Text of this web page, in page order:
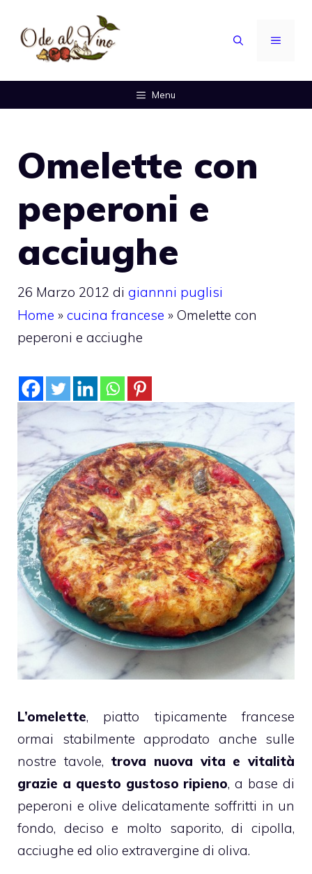
contenuto
MENU
Menu
Omelette con
peperoni e
acciughe
26 Marzo 2012 di giannni puglisi
Home » cucina francese » Omelette con
peperoni e acciughe
L’omelette, piatto tipicamente francese
ormai stabilmente approdato anche sulle
nostre tavole, trova nuova vita e vitalità
grazie a questo gustoso ripieno, a base di
peperoni e olive delicatamente soffritti in un
fondo, deciso e molto saporito, di cipolla,
acciughe ed olio extravergine di oliva.